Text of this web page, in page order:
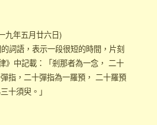
九年五月廿六日)
詞語，表示一段很短的時間，片刻
》中記載：「剎那者為一念， 二十
指，二十彈指為一羅預， 二十羅預
十須臾。」